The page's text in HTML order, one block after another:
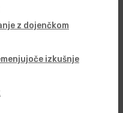
z dojenčkom
izkušnje